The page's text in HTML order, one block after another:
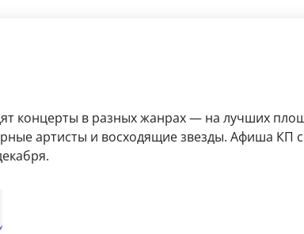
концерты в разных жанрах — на лучших
артисты и восходящие звезды. Афиша КП